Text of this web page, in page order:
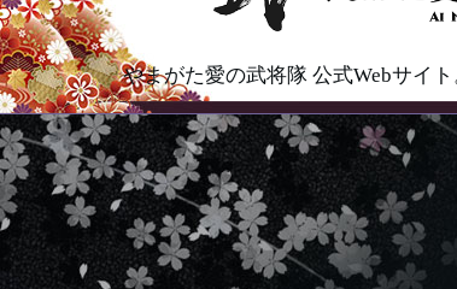
やまがた愛の武将隊 公式Webサイ